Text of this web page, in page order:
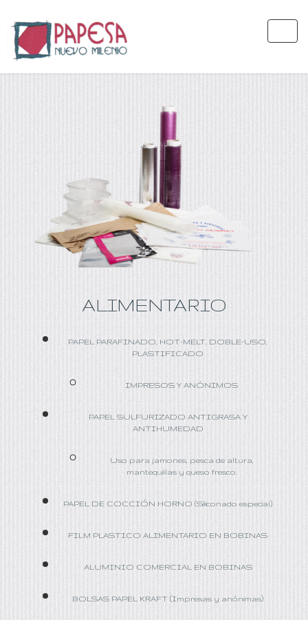
ALIMENTARIO
PAPEL PARAFINADO, HOT-MELT, DOBLE-USO,
PLASTIFICADO
IMPRESOS Y ANÓNIMOS
PAPEL SULFURIZADO ANTIGRASA Y
ANTIHUMEDAD
Uso para jamones, pesca de altura,
mantequillas y queso fresco.
PAPEL DE COCCIÓN HORNO (Siliconado especial)
FILM PLASTICO ALIMENTARIO EN BOBINAS
ALUMINIO COMERCIAL EN BOBINAS
BOLSAS PAPEL KRAFT (Impresas y anónimas)